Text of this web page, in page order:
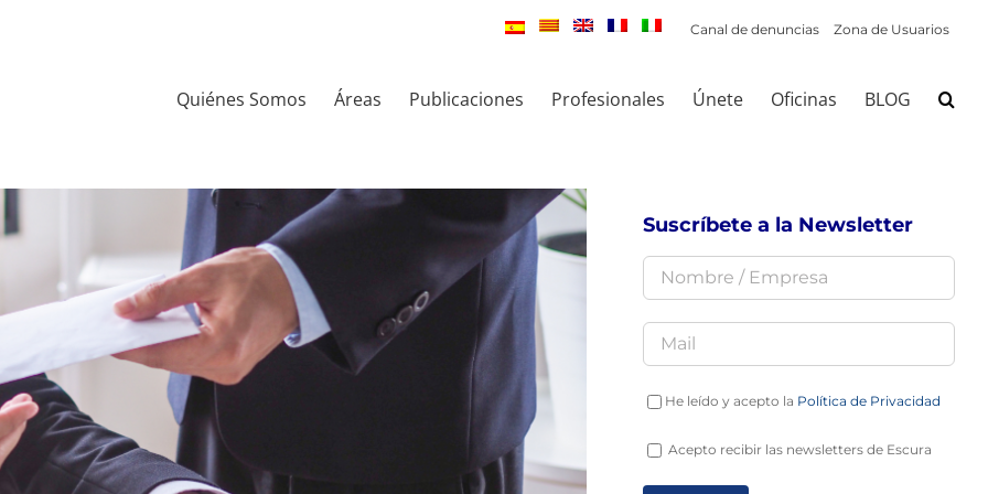
Canal de denuncias Zona de Usuarios
Quiénes Somos Áreas Publicaciones Profesionales Únete Oficinas BLOG
Suscríbete a la Newsletter
He leído y acepto la Política de Privacidad
Acepto recibir las newsletters de Escura